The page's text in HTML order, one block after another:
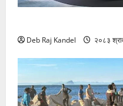
Deb Raj Kandel २०८३